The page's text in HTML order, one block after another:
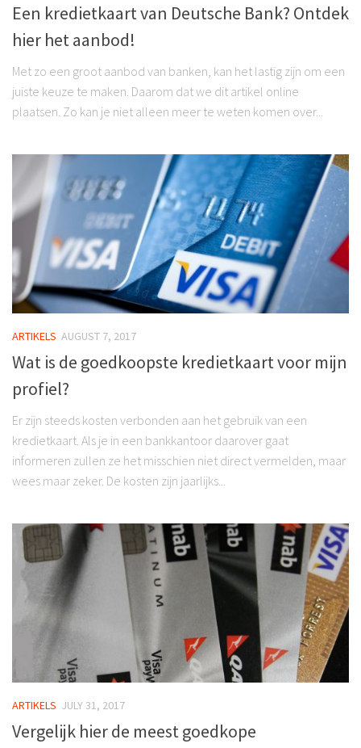
Een kredietkaart van Deutsche Bank? Ontdek
hier het aanbod!
Met zo een groot aanbod van banken, kan het lastig zijn om een
juiste keuze te maken. Daarom dat we dit artikel online
plaatsen. Zo kan je niet alleen meer te weten komen over...
ARTIKELS AUGUST 7, 2017
Wat is de goedkoopste kredietkaart voor mijn
profiel?
Er zijn steeds kosten verbonden aan het gebruik van een
kredietkaart. Als je in een bankkantoor daarover gaat
informeren zullen ze het misschien niet direct vermelden, maar
wees maar zeker. De kosten zijn jaarlijks...
ARTIKELS JULY 31, 2017
Vergelijk hier de meest goedkope